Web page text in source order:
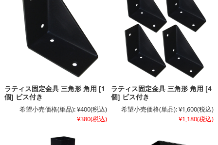
ラティス固定金具 三角形 角用 [1
個] ビス付き
希望小売価格(単品):¥400(税込)
¥380(税込)
ラティス固定金具 三角形 角用 [4
個] ビス付き
希望小売価格(単品):¥1,600(税込)
¥1,180(税込)